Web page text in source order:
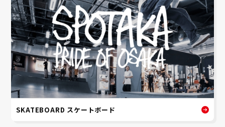
SKATEBOARD スケートボード